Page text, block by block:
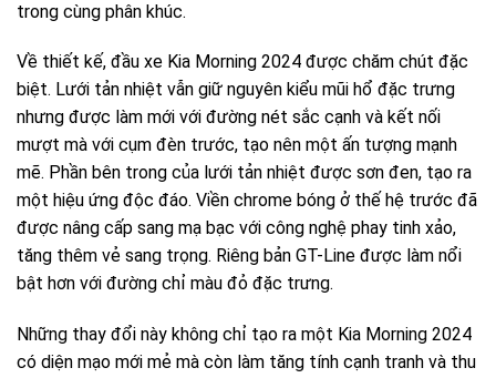
trong cùng phân khúc.
Về thiết kế, đầu xe Kia Morning 2024 được chăm chút đặc
biệt. Lưới tản nhiệt vẫn giữ nguyên kiểu mũi hổ đặc trưng
nhưng được làm mới với đường nét sắc cạnh và kết nối
mượt mà với cụm đèn trước, tạo nên một ấn tượng mạnh
mẽ. Phần bên trong của lưới tản nhiệt được sơn đen, tạo ra
một hiệu ứng độc đáo. Viền chrome bóng ở thế hệ trước đã
được nâng cấp sang mạ bạc với công nghệ phay tinh xảo,
tăng thêm vẻ sang trọng. Riêng bản GT-Line được làm nổi
bật hơn với đường chỉ màu đỏ đặc trưng.
Những thay đổi này không chỉ tạo ra một Kia Morning 2024
có diện mạo mới mẻ mà còn làm tăng tính cạnh tranh và thu